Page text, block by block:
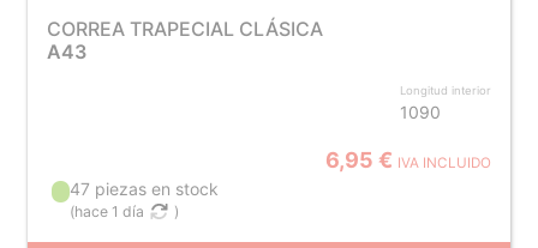
CORREA TRAPECIAL CLÁSICA
A43
Longitud interior
1090
6,95 € IVA INCLUIDO
47 piezas en stock
(hace 1 día )